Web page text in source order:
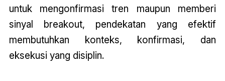
untuk mengonfirmasi tren maupun memberi
sinyal breakout, pendekatan yang efektif
membutuhkan konteks, konfirmasi, dan
eksekusi yang disiplin.